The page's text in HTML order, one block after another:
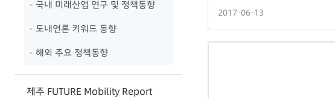
- 국내 미래산업 연구 및 정책동향
- 도내언론 키워드 동향
- 해외 주요 정책동향
제주 FUTURE Mobility Report
2017-06-13